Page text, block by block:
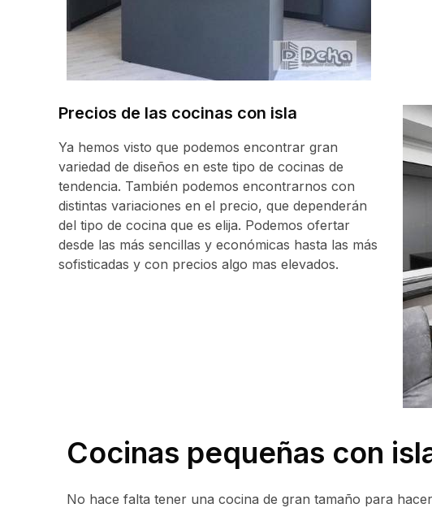
Precios de las cocinas con isla
Ya hemos visto que podemos encontrar gran
variedad de diseños en este tipo de cocinas de
tendencia. También podemos encontrarnos con
distintas variaciones en el precio, que dependerán
del tipo de cocina que es elija. Podemos ofertar
desde las más sencillas y económicas hasta las más
sofisticadas y con precios algo mas elevados.
Cocinas pequeñas con
No hace falta tener una cocina de gran tamaño para